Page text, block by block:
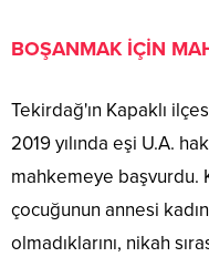
BOŞANMAK İÇİN
Tekirdağ'ın Kapaklı
2019 yılında eşi U.A.
mahkemeye başvurdu.
çocuğunun annesi
olmadıklarını, nikah